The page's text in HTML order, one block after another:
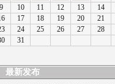
最新发布